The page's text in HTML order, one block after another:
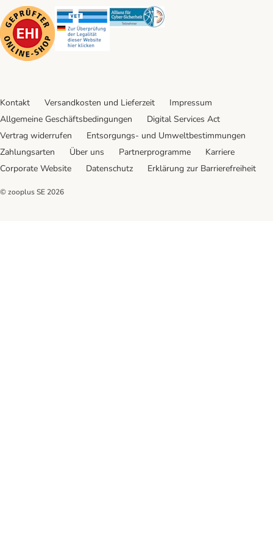
Security Security Security
Kontakt Versandkosten und Lieferzeit
Impressum
Allgemeine Geschäftsbedingungen
Digital Services Act
Vertrag widerrufen
Entsorgungs- und Umweltbestimmungen
Zahlungsarten
Über uns Partnerprogramme
Karriere
Corporate Website
Datenschutz Erklärung zur Barrierefreiheit
© zooplus SE 2026